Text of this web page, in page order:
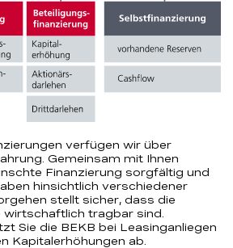
verfügen wir über
Gemeinsam mit Ihnen
Finanzierung sorgfältig und
hinsichtlich verschiedener
stellt sicher, dass die
wirtschaftlich tragbar sind.
Sie die BEKB bei Leasinganliegen
Kapitalerhöhungen ab.